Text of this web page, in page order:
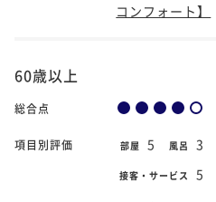
コンフォート】
60歳以上
総合点
項目別評価 部屋 5 風呂 3
接客・サービス 5